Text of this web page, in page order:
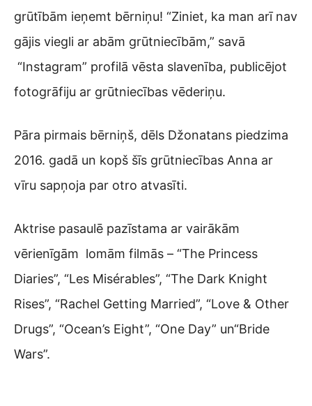
grūtībām ieņemt bērniņu! “Ziniet, ka man arī nav
gājis viegli ar abām grūtniecībām,” savā
“Instagram” profilā vēsta slavenība, publicējot
fotogrāfiju ar grūtniecības vēderiņu.
Pāra pirmais bērniņš, dēls Džonatans piedzima
2016. gadā un kopš šīs grūtniecības Anna ar
vīru sapņoja par otro atvasīti.
Aktrise pasaulē pazīstama ar vairākām
vērienīgām lomām filmās – “The Princess
Diaries”, “Les Misérables”, “The Dark Knight
Rises”, “Rachel Getting Married”, “Love & Other
Drugs”, “Ocean’s Eight”, “One Day” un“Bride
Wars”.